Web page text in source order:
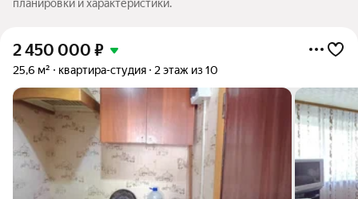
планировки и характеристики.
2 450 000 ₽
25,6 м² квартира-студия 2 этаж из 10